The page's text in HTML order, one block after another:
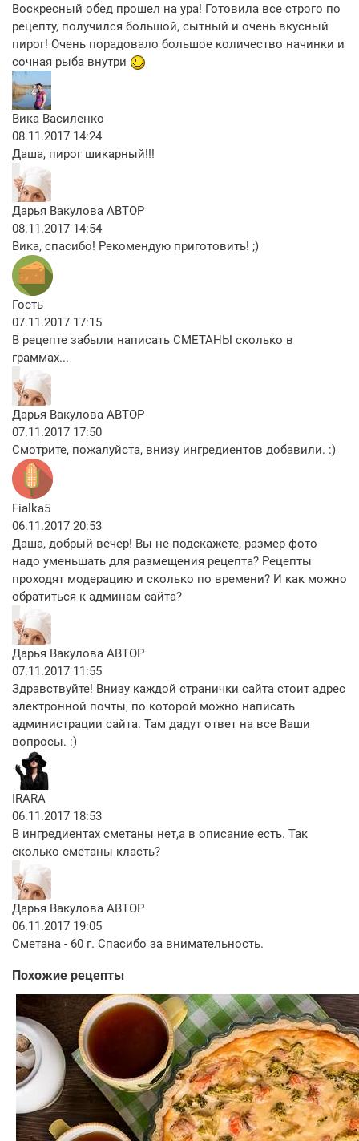
Воскресный обед прошел на ура! Готовила все строго по
рецепту, получился большой, сытный и очень вкусный
пирог! Очень порадовало большое количество начинки и
сочная рыба внутри
Вика Василенко
08.11.2017 14:24
Даша, пирог шикарный!!!
Дарья Вакулова АВТОР
08.11.2017 14:54
Вика, спасибо! Рекомендую приготовить! ;)
Гость
07.11.2017 17:15
В рецепте забыли написать СМЕТАНЫ сколько в
граммах...
Дарья Вакулова АВТОР
07.11.2017 17:50
Смотрите, пожалуйста, внизу ингредиентов добавили. :)
Fialka5
06.11.2017 20:53
Даша, добрый вечер! Вы не подскажете, размер фото
надо уменьшать для размещения рецепта? Рецепты
проходят модерацию и сколько по времени? И как можно
обратиться к админам сайта?
Дарья Вакулова АВТОР
07.11.2017 11:55
Здравствуйте! Внизу каждой странички сайта стоит адрес
электронной почты, по которой можно написать
администрации сайта. Там дадут ответ на все Ваши
вопросы. :)
IRARA
06.11.2017 18:53
В ингредиентах сметаны нет,а в описание есть. Так
сколько сметаны класть?
Дарья Вакулова АВТОР
06.11.2017 19:05
Сметана - 60 г. Спасибо за внимательность.
Похожие рецепты